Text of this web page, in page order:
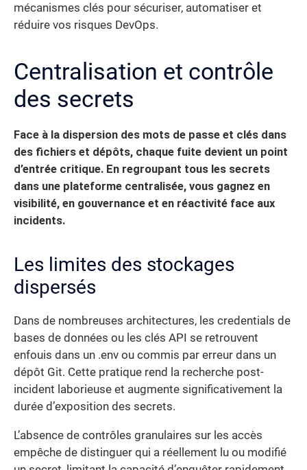
mécanismes clés pour sécuriser, automatiser et
réduire vos risques DevOps.
Centralisation et contrôle
des secrets
Face à la dispersion des mots de passe et clés dans
des fichiers et dépôts, chaque fuite devient un point
d’entrée critique. En regroupant tous les secrets
dans une plateforme centralisée, vous gagnez en
visibilité, en gouvernance et en réactivité face aux
incidents.
Les limites des stockages
dispersés
Dans de nombreuses architectures, les credentials de
bases de données ou les clés API se retrouvent
enfouis dans un .env ou commis par erreur dans un
dépôt Git. Cette pratique rend la recherche post-
incident laborieuse et augmente significativement la
durée d’exposition des secrets.
L’absence de contrôles granulaires sur les accès
empêche de distinguer qui a réellement lu ou modifié